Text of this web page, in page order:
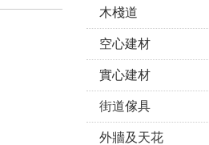
木棧道
空心建材
實心建材
街道傢具
外牆及天花